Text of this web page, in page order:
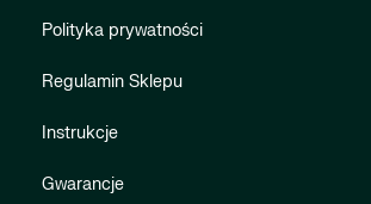
Polityka prywatności
Regulamin Sklepu
Instrukcje
Gwarancje